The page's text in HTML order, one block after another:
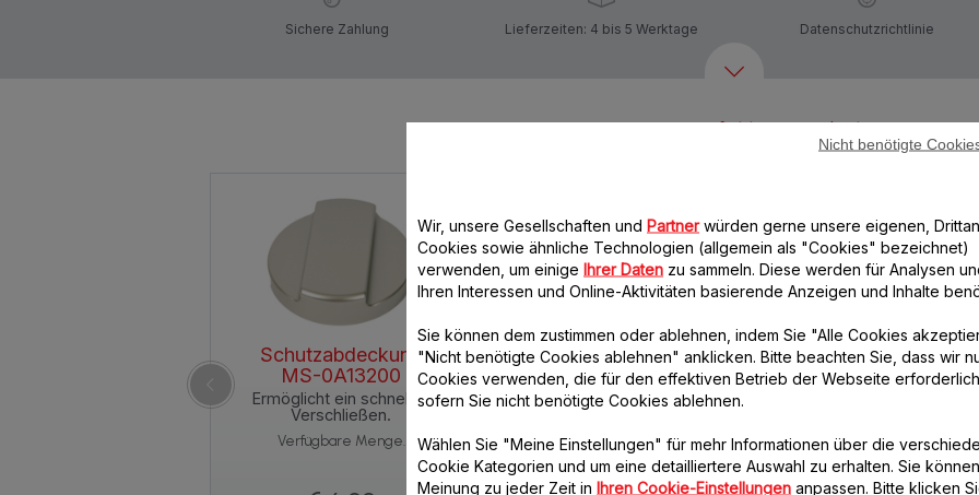
Sichere Zahlung Lieferzeiten: 4 bis 5 Werktage Datenschutzrichtlinie
Weiteres empfohlenes Zubehör
Schutzabdeckung
MS-0A13200
Ermöglicht ein schnelles
Verschließen.
Verfügbare Menge.
Deckel für Mixbehälter
MS-0A17731
Spritzschutz für Ihren Mixer
Oberer Verschluss in
Grau MS-650596
Wir, unsere Gesellschaften und Partnerwürden gerne unsere eigenen,
Cookies sowie ähnliche Technologien (allgemein als "Cookies" bezeichnet)
verwenden, um einige Ihrer Daten zu sammeln. Diese werden für Analysen
Ihren Interessen und Online-Aktivitäten basierende Anzeigen und Inhalte
Sie können dem zustimmen oder ablehnen, indem Sie "Alle Cookies
"Nicht benötigte Cookies ablehnen" anklicken. Bitte beachten Sie, dass wir
Cookies verwenden, die für den effektiven Betrieb der Webseite erforderlich
sofern Sie nicht benötigte Cookies ablehnen.
Wählen Sie "Meine Einstellungen" für mehr Informationen über die
Cookie Kategorien und um eine detailliertere Auswahl zu erhalten. Sie
Meinung zu jeder Zeit in Ihren Cookie-Einstellungen anpassen. Bitte klicken
Nicht benötigte